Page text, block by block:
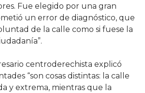
Fue elegido por una gran
un error de diagnóstico, que
de la calle como si fuese la
centroderechista explicó
“son cosas distintas: la calle
y extrema, mientras que la